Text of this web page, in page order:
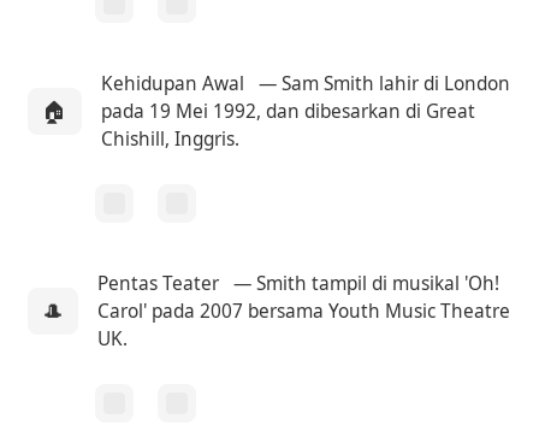
🏠
Kehidupan Awal
— Sam Smith lahir di London
pada 19 Mei 1992, dan dibesarkan di Great
Chishill, Inggris.
🎩
Pentas Teater — Smith tampil di musikal 'Oh!
Carol' pada 2007 bersama Youth Music Theatre
UK.